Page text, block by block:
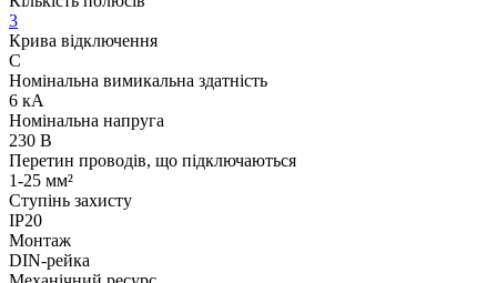
3
Крива відключення
C
Номінальна вимикальна здатність
6 кА
Номінальна напруга
230 В
Перетин проводів, що підключаються
1-25 мм²
Ступінь захисту
IP20
Монтаж
DIN-рейка